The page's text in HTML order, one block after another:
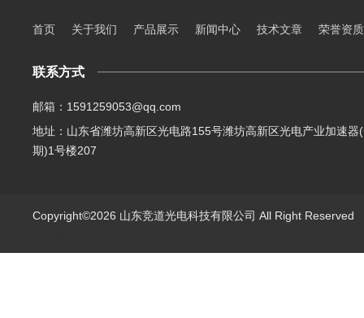
首页 关于我们 产品展示 新闻中心 技术文章 荣誉资质
联系方式
邮箱：1591259053@qq.com
地址：山东省潍坊高新区光电路155号潍坊高新区光电产业加速器
期)1号楼207
Copyright©2026 山东竞道光电科技有限公司 All Right